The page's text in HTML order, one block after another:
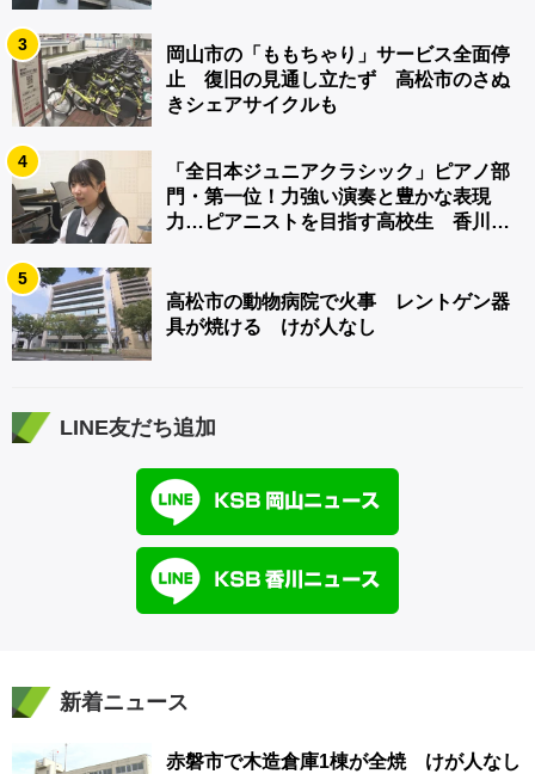
3
岡山市の「ももちゃり」サービス全面停
止 復旧の見通し立たず 高松市のさぬ
きシェアサイクルも
4
「全日本ジュニアクラシック」ピアノ部
門・第一位！力強い演奏と豊かな表現
力…ピアニストを目指す高校生 香川
5
高松市の動物病院で火事 レントゲン器
具が焼ける けが人なし
LINE友だち追加
新着ニュース
赤磐市で木造倉庫1棟が全焼 けが人なし